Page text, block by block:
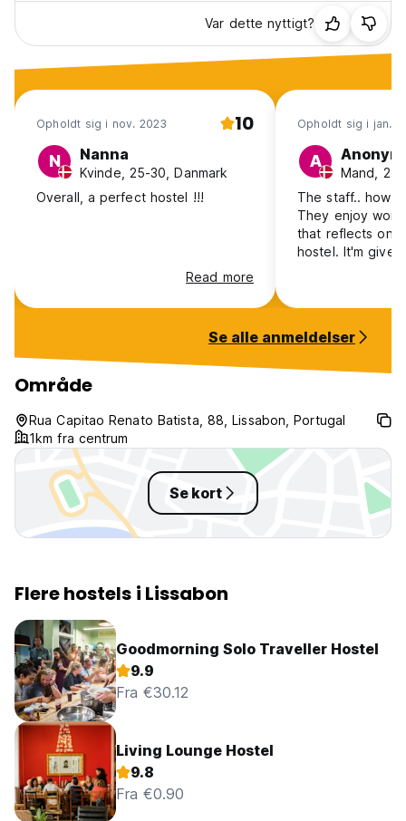
Var dette nyttigt?
Opholdt sig i nov. 2023 10
N Nanna
Kvinde, 25-30, Danmark
Overall, a perfect hostel !!!
Read more
Opholdt sig i jan.
A Anonym
Mand,
The staff.. how
They enjoy
that reflects on
hostel. It'm
Se alle anmeldelser
Område
Rua Capitao Renato Batista, 88, Lissabon, Portugal
1km fra centrum
Se kort
Flere hostels i Lissabon
Goodmorning Solo Traveller Hostel
9.9
Fra €30.12
Living Lounge Hostel
9.8
Fra €0.90